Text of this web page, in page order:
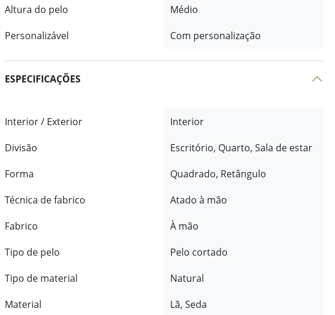
Altura do pelo
Médio
Personalizável
Com personalização
ESPECIFICAÇÕES
Interior / Exterior
Interior
Divisão
Escritório, Quarto, Sala de estar
Forma
Quadrado, Retângulo
Técnica de fabrico
Atado à mão
Fabrico
À mão
Tipo de pelo
Pelo cortado
Tipo de material
Natural
Material
Lã, Seda